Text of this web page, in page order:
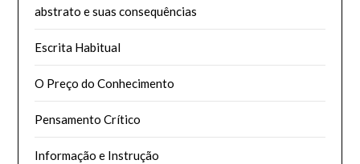
abstrato e suas consequências
Escrita Habitual
O Preço do Conhecimento
Pensamento Crítico
Informação e Instrução